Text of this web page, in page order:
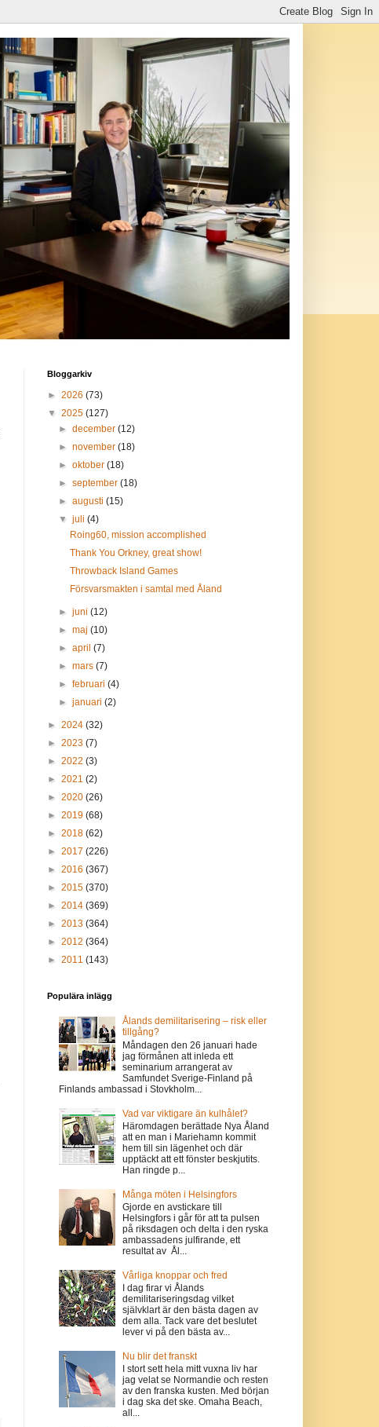
Bloggarkiv
► 2026 (73)
▼ 2025 (127)
► december (12)
► november (18)
► oktober (18)
► september (18)
► augusti (15)
▼ juli (4)
Roing60, mission accomplished
Thank You Orkney, great show!
Throwback Island Games
Försvarsmakten i samtal med Åland
► juni (12)
► maj (10)
► april (7)
► mars (7)
► februari (4)
► januari (2)
► 2024 (32)
► 2023 (7)
► 2022 (3)
► 2021 (2)
► 2020 (26)
► 2019 (68)
► 2018 (62)
► 2017 (226)
► 2016 (367)
► 2015 (370)
► 2014 (369)
► 2013 (364)
► 2012 (364)
► 2011 (143)
Populära inlägg
Ålands demilitarisering – risk eller
tillgång?
Måndagen den 26 januari hade
jag förmånen att inleda ett
seminarium arrangerat av
Samfundet Sverige-Finland på
Finlands ambassad i Stovkholm...
Vad var viktigare än kulhålet?
Häromdagen berättade Nya Åland
att en man i Mariehamn kommit
hem till sin lägenhet och där
upptäckt att ett fönster beskjutits.
Han ringde p...
Många möten i Helsingfors
Gjorde en avstickare till
Helsingfors i går för att ta pulsen
på riksdagen och delta i den ryska
ambassadens julfirande, ett
resultat av Ål...
Vårliga knoppar och fred
I dag firar vi Ålands
demilitariseringsdag vilket
självklart är den bästa dagen av
dem alla. Tack vare det beslutet
lever vi på den bästa av...
Nu blir det franskt
I stort sett hela mitt vuxna liv har
jag velat se Normandie och resten
av den franska kusten. Med början
i dag ska det ske. Omaha Beach,
all...